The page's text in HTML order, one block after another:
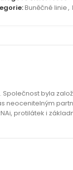
Buněčné linie,
byla
neocenitelným
protilátek i